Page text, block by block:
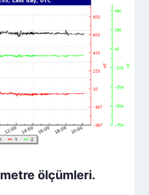
ölçümleri.